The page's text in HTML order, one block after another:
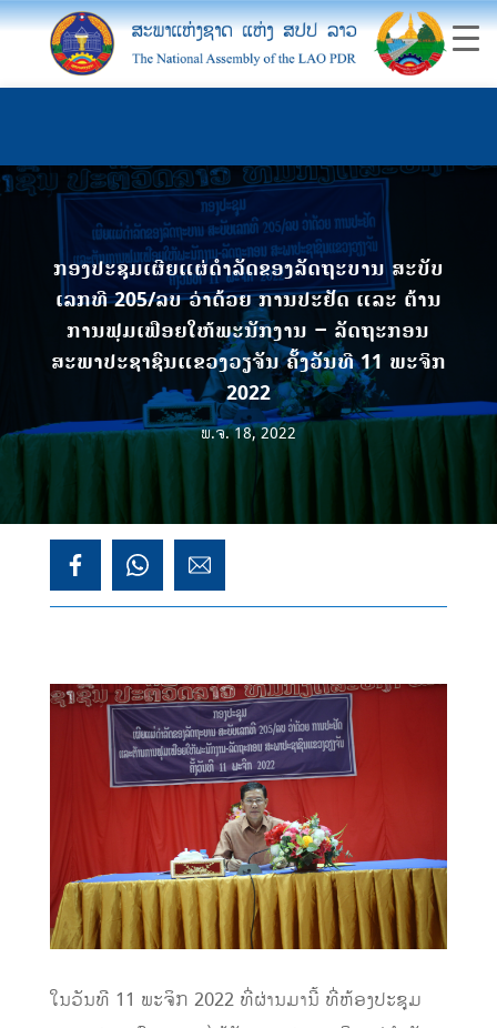
ກອງປະຊຸມເຜີຍແຜ່ດໍາລັດຂອງລັດຖະບານ ສະບັບ
ເລກທີ 205/ລບ ວ່າດ້ວຍ ການປະຢັດ ແລະ ຕ້ານ
ການຟຸມເຟືອຍໃຫ້ພະນັກງານ – ລັດຖະກອນ
ສະພາປະຊາຊົນແຂວງວຽຈັນ ຄັ້ງວັນທີ 11 ພະຈິກ
2022
ພ.ຈ. 18, 2022
ໃນວັນທີ 11 ພະຈິກ 2022 ທີ່ຜ່ານມານີ້ ທີ່ຫ້ອງປະຊຸມ